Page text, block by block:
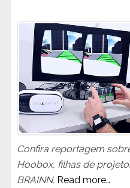
Confira reportagem
Hoobox, filhas de
BRAINN. Read more…